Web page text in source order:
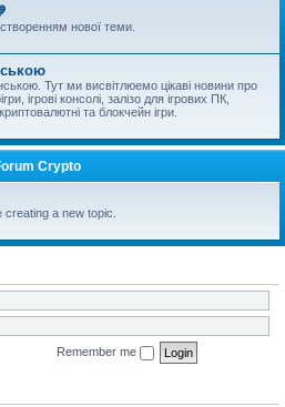
нової теми.
Тут ми висвітлюемо цікаві новини про
ігрові консолі, залізо для ігрових ПК,
та блокчейн ігри.
Crypto
a new topic.
Remember me